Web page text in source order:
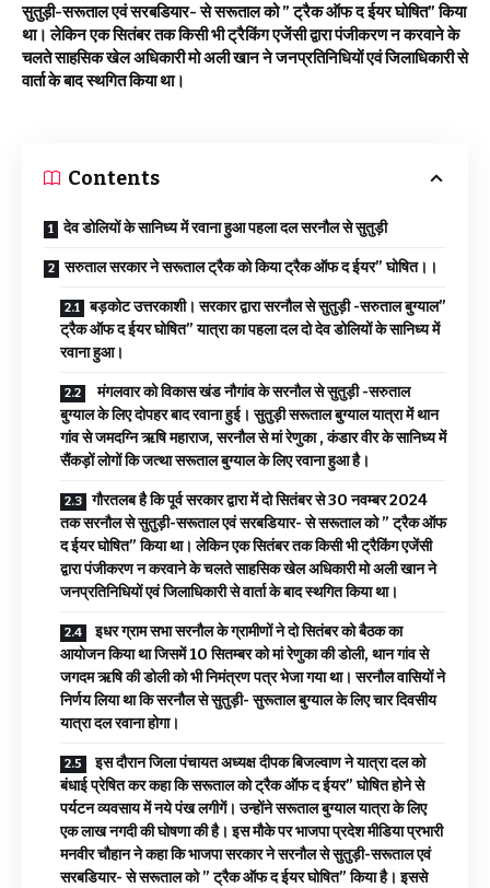
सुतुड़ी-सरूताल एवं सरबडियार- से सरूताल को ” ट्रैक ऑफ द ईयर घोषित” किया
था। लेकिन एक सितंबर तक किसी भी ट्रैकिंग एजेंसी द्वारा पंजीकरण न करवाने के
चलते साहसिक खेल अधिकारी मो अली खान ने जनप्रतिनिधियों एवं जिलाधिकारी से
वार्ता के बाद स्थगित किया था।
Contents
देव डोलियों के सानिध्य में रवाना हुआ पहला दल सरनौल से सुतुड़ी
सरुताल सरकार ने सरूताल ट्रैक को किया ट्रैक ऑफ द ईयर” घोषित।।
बड़कोट उत्तरकाशी। सरकार द्वारा सरनौल से सुतुड़ी -सरुताल बुग्याल”
ट्रैक ऑफ द ईयर घोषित” यात्रा का पहला दल दो देव डोलियों के सानिध्य में
रवाना हुआ।
मंगलवार को विकास खंड नौगांव के सरनौल से सुतुड़ी -सरुताल
बुग्याल के लिए दोपहर बाद रवाना हुई। सुतुड़ी सरूताल बुग्याल यात्रा में थान
गांव से जमदग्नि ऋषि महाराज, सरनौल से मां रेणुका , कंडार वीर के सानिध्य में
सैंकड़ों लोगों कि जत्था सरूताल बुग्याल के लिए रवाना हुआ है।
गौरतलब है कि पूर्व सरकार द्वारा में दो सितंबर से 30 नवम्बर 2024
तक सरनौल से सुतुड़ी-सरूताल एवं सरबडियार- से सरूताल को ” ट्रैक ऑफ
द ईयर घोषित” किया था। लेकिन एक सितंबर तक किसी भी ट्रैकिंग एजेंसी
द्वारा पंजीकरण न करवाने के चलते साहसिक खेल अधिकारी मो अली खान ने
जनप्रतिनिधियों एवं जिलाधिकारी से वार्ता के बाद स्थगित किया था।
इधर ग्राम सभा सरनौल के ग्रामीणों ने दो सितंबर को बैठक का
आयोजन किया था जिसमें 10 सितम्बर को मां रेणुका की डोली, थान गांव से
जगदम ऋषि की डोली को भी निमंत्रण पत्र भेजा गया था। सरनौल वासियों ने
निर्णय लिया था कि सरनौल से सुतुड़ी- सुरूताल बुग्याल के लिए चार दिवसीय
यात्रा दल रवाना होगा।
इस दौरान जिला पंचायत अध्यक्ष दीपक बिजल्वाण ने यात्रा दल को
बंधाई प्रेषित कर कहा कि सरूताल को ट्रैक ऑफ द ईयर” घोषित होने से
पर्यटन व्यवसाय में नये पंख लगीगें। उन्होंने सरूताल बुग्याल यात्रा के लिए
एक लाख नगदी की घोषणा की है। इस मौके पर भाजपा प्रदेश मीडिया प्रभारी
मनवीर चौहान ने कहा कि भाजपा सरकार ने सरनौल से सुतुड़ी-सरूताल एवं
सरबडियार- से सरूताल को ” ट्रैक ऑफ द ईयर घोषित” किया है। इससे